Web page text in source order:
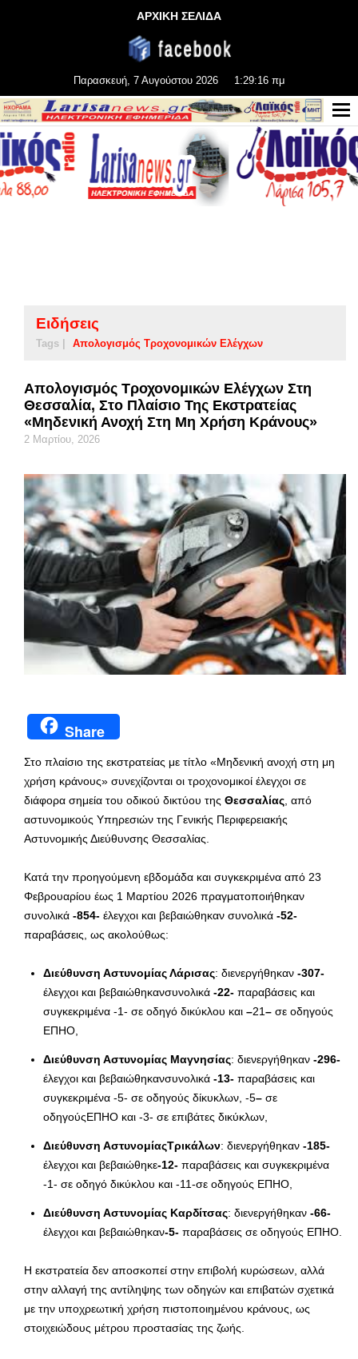
ΑΡΧΙΚΗ ΣΕΛΙΔΑ
Παρασκευή, 7 Αυγούστου 2026 1:29:16 πμ
Ειδήσεις
Tags | Απολογισμός Τροχονομικών Ελέγχων
Απολογισμός Τροχονομικών Ελέγχων Στη
Θεσσαλία, Στο Πλαίσιο Της Εκστρατείας
«Μηδενική Ανοχή Στη Μη Χρήση Κράνους»
2 Μαρτίου, 2026
Share
Στο πλαίσιο της εκστρατείας με τίτλο «Μηδενική ανοχή στη μη
χρήση κράνους» συνεχίζονται οι τροχονομικοί έλεγχοι σε
διάφορα σημεία του οδικού δικτύου της Θεσσαλίας , από
αστυνομικούς Υπηρεσιών της Γενικής Περιφερειακής
Αστυνομικής Διεύθυνσης Θεσσαλίας.
Κατά την προηγούμενη εβδομάδα και συγκεκριμένα από 23
Φεβρουαρίου έως 1 Μαρτίου 2026 πραγματοποιήθηκαν
συνολικά -854- έλεγχοι και βεβαιώθηκαν συνολικά -52-
παραβάσεις, ως ακολούθως:
Διεύθυνση Αστυνομίας Λάρισας: διενεργήθηκαν -307-
έλεγχοι και βεβαιώθηκανσυνολικά -22- παραβάσεις και
συγκεκριμένα -1- σε οδηγό δικύκλου και –21– σε οδηγούς
ΕΠΗΟ,
Διεύθυνση Αστυνομίας Μαγνησίας: διενεργήθηκαν -296-
έλεγχοι και βεβαιώθηκανσυνολικά -13- παραβάσεις και
συγκεκριμένα -5- σε οδηγούς δίκυκλων, -5– σε
οδηγούςΕΠΗΟ και -3- σε επιβάτες δικύκλων,
Διεύθυνση ΑστυνομίαςΤρικάλων: διενεργήθηκαν -185-
έλεγχοι και βεβαιώθηκε-12- παραβάσεις και συγκεκριμένα
-1- σε οδηγό δικύκλου και -11-σε οδηγούς ΕΠΗΟ,
Διεύθυνση Αστυνομίας Καρδίτσας: διενεργήθηκαν -66-
έλεγχοι και βεβαιώθηκαν-5- παραβάσεις σε οδηγούς ΕΠΗΟ.
Η εκστρατεία δεν αποσκοπεί στην επιβολή κυρώσεων, αλλά
στην αλλαγή της αντίληψης των οδηγών και επιβατών σχετικά
με την υποχρεωτική χρήση πιστοποιημένου κράνους, ως
στοιχειώδους μέτρου προστασίας της ζωής.